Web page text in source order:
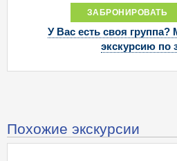
ЗАБРОНИРОВАТЬ
У Вас есть своя
экскурсию по
Похожие экскурсии